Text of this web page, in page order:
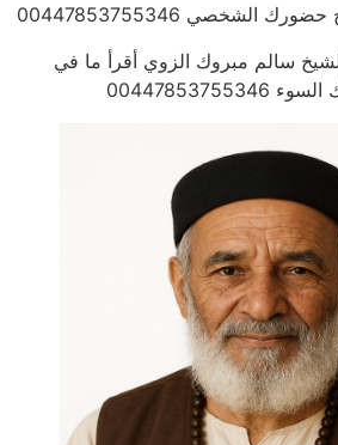
الشخصي 00447853755346
سالم مبروك الزوي أقرأ ما في